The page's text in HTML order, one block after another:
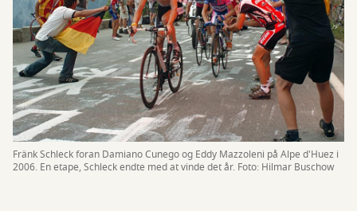
Fränk Schleck foran Damiano Cunego og Eddy Mazzoleni på Alpe d'Huez i
2006. En etape, Schleck endte med at vinde det år. Foto: Hilmar Buschow